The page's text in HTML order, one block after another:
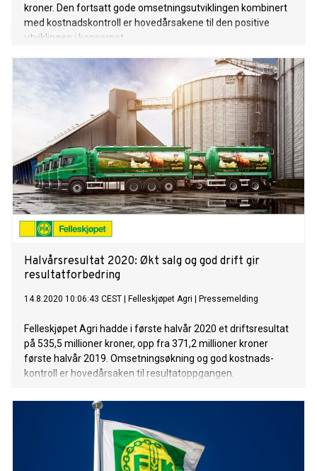
kroner. Den fortsatt gode omsetningsutviklingen kombinert
med kostnadskontroll er hovedårsakene til den positive
utviklingen i konsernet.
Halvårsresultat 2020: Økt salg og god drift gir
resultatforbedring
14.8.2020 10:06:43 CEST Felleskjøpet Agri Pressemelding
Felleskjøpet Agri hadde i første halvår 2020 et driftsresultat
på 535,5 millioner kroner, opp fra 371,2 millioner kroner
første halvår 2019. Omsetningsøkning og god kostnads-
kontroll er hovedårsaken til resultatoppgangen.